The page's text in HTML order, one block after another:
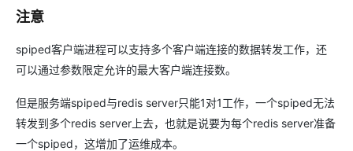
注意
spiped客户端进程可以支持多个客户端连接的数据转发工作，还
可以通过参数限定允许的最大客户端连接数。
但是服务端spiped与redis server只能1对1工作，一个spiped无法
转发到多个redis server上去，也就是说要为每个redis server准备
一个spiped，这增加了运维成本。